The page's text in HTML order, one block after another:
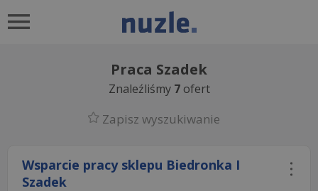
Praca Szadek
Znaleźliśmy 7ofert
Zapisz wyszukiwanie
Wsparcie pracy sklepu Biedronka I
Szadek